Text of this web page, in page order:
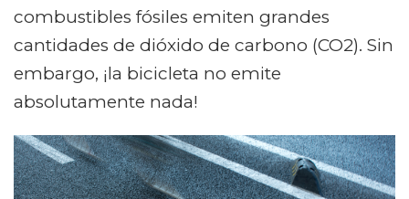
combustibles fósiles emiten grandes
cantidades de dióxido de carbono (CO2). Sin
embargo, ¡la bicicleta no emite
absolutamente nada!